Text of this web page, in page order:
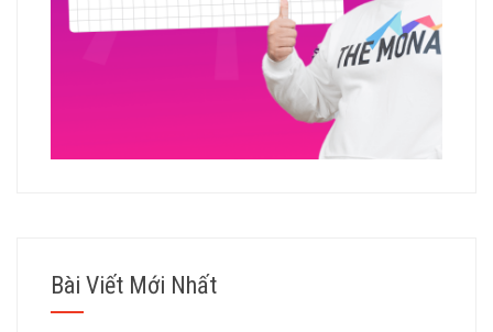
Bài Viết Mới Nhất